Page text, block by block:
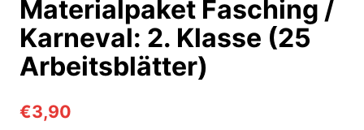
Materialpaket Fasching /
Karneval: 2. Klasse (25
Arbeitsblätter)
€3,90